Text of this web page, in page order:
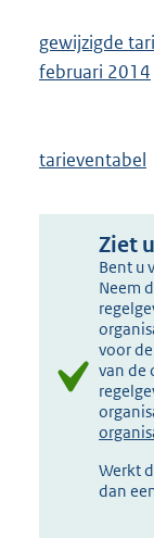
gewijzigde
februari 2014
tarieventabel
Ziet
Bent u
Neem
voor
van de
Werkt
dan